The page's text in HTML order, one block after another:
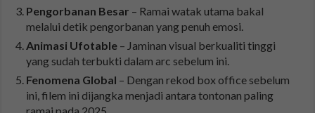
Pengorbanan Besar – Ramai watak utama bakal
melalui detik pengorbanan yang penuh emosi.
Animasi Ufotable – Jaminan visual berkualiti tinggi
yang sudah terbukti dalam arc sebelum ini.
Fenomena Global – Dengan rekod box office sebelum
ini, filem ini dijangka menjadi antara tontonan paling